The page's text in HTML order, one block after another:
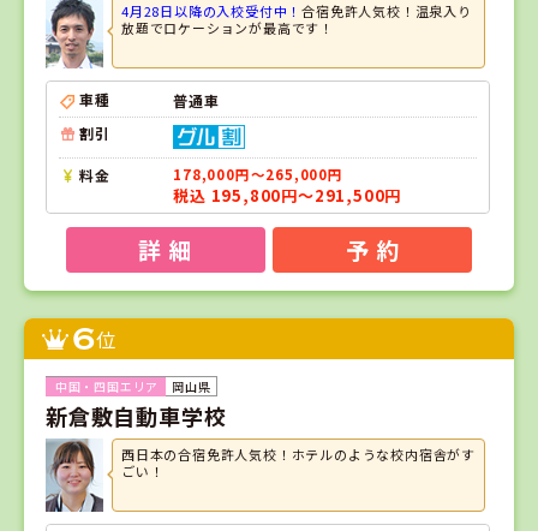
4月28日以降の入校受付中！合宿免許人気校！温泉入り
放題でロケーションが最高です！
車種
普通車
割引
料金 178,000円～265,000円
税込 195,800円～291,500円
詳 細 予 約
6位
岡山県
新倉敷自動車学校
西日本の合宿免許人気校！ホテルのような校内宿舎がす
ごい！